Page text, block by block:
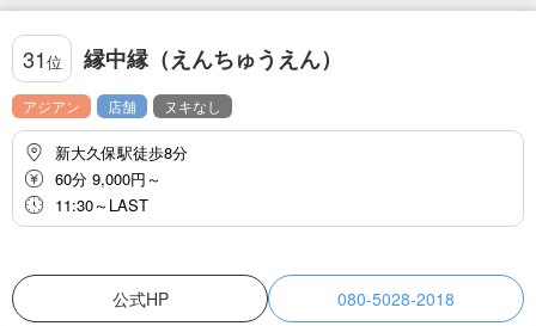
31位 縁中縁（えんちゅうえん）
アジアン 店舗 ヌキなし
新大久保駅徒歩8分
60分 9,000円～
11:30～LAST
公式HP 080-5028-2018